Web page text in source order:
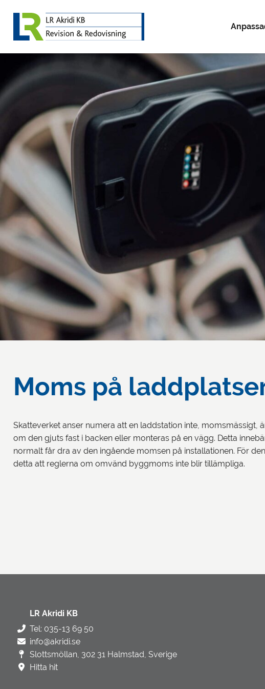
Moms på
Skatteverket anser numera att en laddstation inte, momsmässigt,
om den gjuts fast i backen eller monteras på en vägg. Detta
normalt får dra av den ingående momsen på installationen. För
detta att reglerna om omvänd byggmoms inte blir tillämpliga.
LR Akridi KB
Tel: 035-13 69 50
info@akridi.se
Slottsmöllan, 302 31 Halmstad, Sverige
Hitta hit